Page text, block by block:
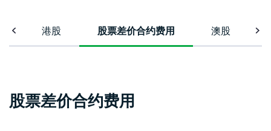
港股 股票差价合约费用 澳股
股票差价合约费用